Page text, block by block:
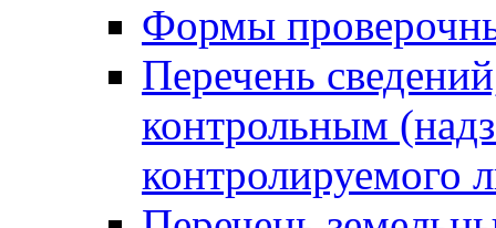
Формы
Перечень
контрольным
контролируемого